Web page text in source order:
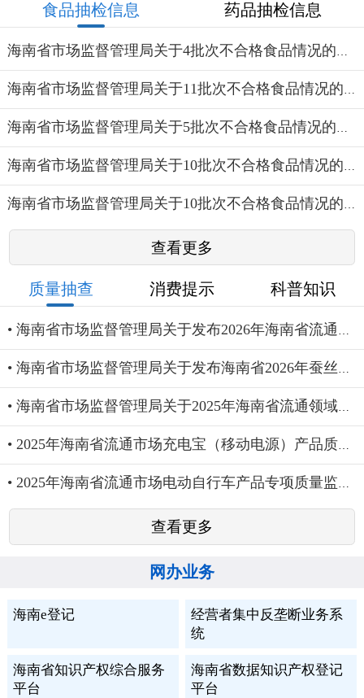
食品抽检信息 药品抽检信息
查看更多
质量抽查 消费提示 科普知识
• 海南省市场监督管理局关于2025年海南省流通领域车用柴油产...
• 2025年海南省流通市场充电宝（移动电源）产品质量专项监督...
查看更多
网办业务
海南e登记
经营者集中反垄断业务系
统
海南省知识产权综合服务
平台
海南省数据知识产权登记
平台